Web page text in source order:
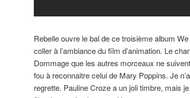
Rebelle ouvre le bal de ce troisième album
coller à l’ambiance du film d’animation. Le
Dommage que les autres morceaux ne
fou à reconnaitre celui de Mary Poppins. Je
regrette. Pauline Croze a un joli timbre, mais